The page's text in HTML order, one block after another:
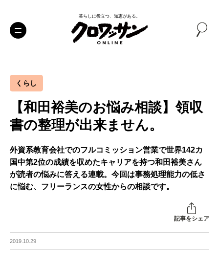
暮らしに役立つ、知恵がある。
くらし
【和田裕美のお悩み相談】領収
書の整理が出来ません。
外資系教育会社でのフルコミッション営業で世界142カ
国中第2位の成績を収めたキャリアを持つ和田裕美さん
が読者の悩みに答える連載。今回は事務処理能力の低さ
に悩む、フリーランスの女性からの相談です。
記事をシェア
2019.10.29